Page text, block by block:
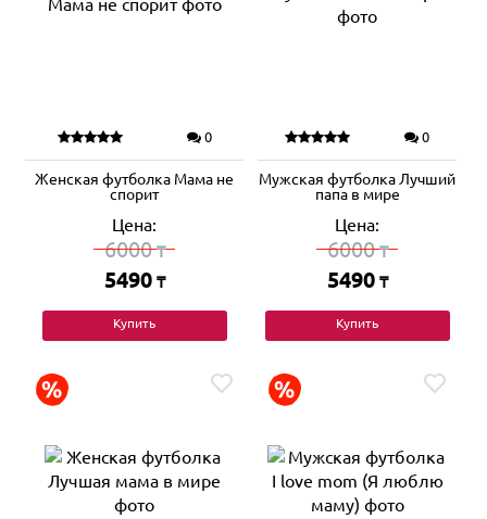
0
Женская футболка Мама не
спорит
Цена:
6000₸
5490 ₸
Купить
0
Мужская футболка Лучший
папа в мире
Цена:
6000₸
5490 ₸
Купить